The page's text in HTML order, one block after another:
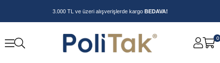
3.000 TL ve üzeri alışverişlerde kargo BEDAVA!
0